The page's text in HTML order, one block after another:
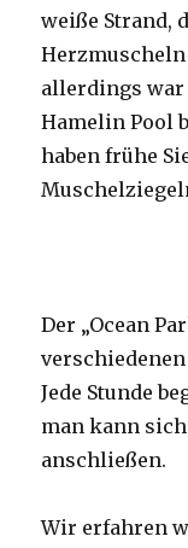
weiße Strand,
Herzmuscheln
allerdings war
Hamelin Pool
haben frühe
Der „Ocean
Jede Stunde
man kann
anschließen.
Wir erfahren